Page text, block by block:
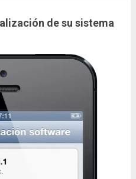
de su sistema